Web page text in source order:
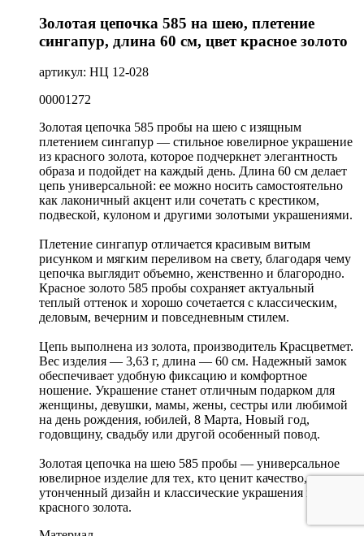
Золотая цепочка 585 на шею, плетение
сингапур, длина 60 см, цвет красное золото
артикул: НЦ 12-028
00001272
Золотая цепочка 585 пробы на шею с изящным
плетением сингапур — стильное ювелирное украшение
из красного золота, которое подчеркнет элегантность
образа и подойдет на каждый день. Длина 60 см делает
цепь универсальной: ее можно носить самостоятельно
как лаконичный акцент или сочетать с крестиком,
подвеской, кулоном и другими золотыми украшениями.
Плетение сингапур отличается красивым витым
рисунком и мягким переливом на свету, благодаря чему
цепочка выглядит объемно, женственно и благородно.
Красное золото 585 пробы сохраняет актуальный
теплый оттенок и хорошо сочетается с классическим,
деловым, вечерним и повседневным стилем.
Цепь выполнена из золота, производитель Красцветмет.
Вес изделия — 3,63 г, длина — 60 см. Надежный замок
обеспечивает удобную фиксацию и комфортное
ношение. Украшение станет отличным подарком для
женщины, девушки, мамы, жены, сестры или любимой
на день рождения, юбилей, 8 Марта, Новый год,
годовщину, свадьбу или другой особенный повод.
Золотая цепочка на шею 585 пробы — универсальное
ювелирное изделие для тех, кто ценит качество,
утонченный дизайн и классические украшения из
красного золота.